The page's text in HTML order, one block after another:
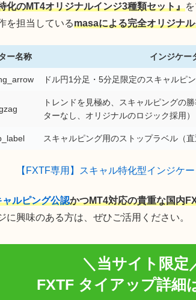
化のMT4オリジナルインジ3種類セット』
を担当しているmasaによる完全オリジナ
ー名称 インジケー
ドル円1分足・5分足限定のスキャルピ
トレンドを見極め、スキャルピングの
ターなし、オリジナルのロジック採用）
スキャルピング用のストップラベル（
【FXTF専用】スキャル特化型インジケ
ャルピング公認かつMT4対応の貴重な国内
に興味のある方は、ぜひご活用ください。
＼当サイト限定
FXTF タイアップ詳細